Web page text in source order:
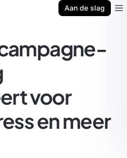
Aan de slag
voor
en meer